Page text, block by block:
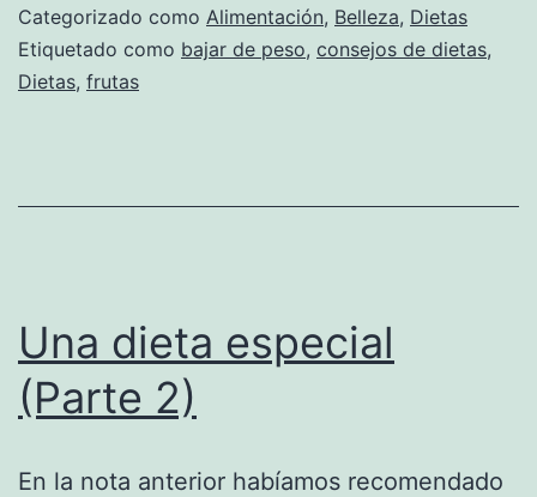
Categorizado como Alimentación, Belleza, Dietas
Etiquetado como bajar de peso, consejos de dietas,
Dietas, frutas
Una dieta especial
(Parte 2)
En la nota anterior habíamos recomendado